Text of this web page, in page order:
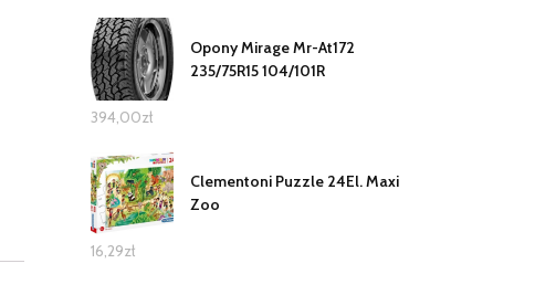
Opony Mirage Mr-At172
235/75R15 104/101R
394,00zł
Clementoni Puzzle 24El. Maxi
Zoo
16,29zł